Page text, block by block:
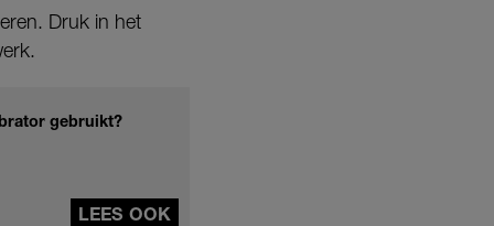
Druk in het
gebruikt?
LEES OOK